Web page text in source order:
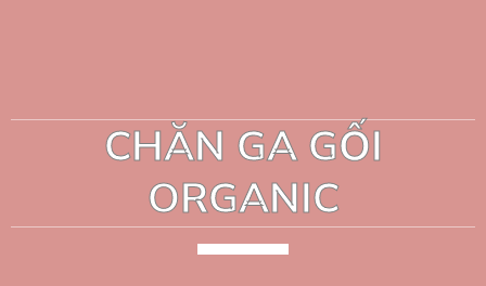
CHĂN GA GỐI
ORGANIC